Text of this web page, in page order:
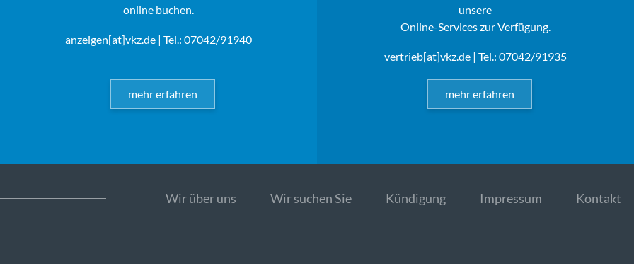
online buchen.
anzeigen[at]vkz.de| Tel.: 07042/91940
mehr erfahren
unsere
Online-Services zur Verfügung.
vertrieb[at]vkz.de| Tel.: 07042/91935
mehr erfahren
Wir über uns Wir suchen Sie Kündigung Impressum Kontakt